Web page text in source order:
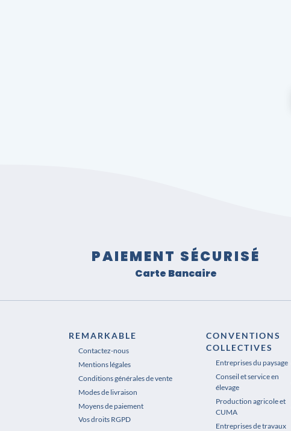
PAIEMENT SÉCURISÉ
Carte Bancaire
REMARKABLE
Contactez-nous
Mentions légales
Conditions générales de vente
Modes de livraison
Moyens de paiement
Vos droits RGPD
CONVENTIONS
COLLECTIVES
Entreprises du paysage
Conseil et service en
élevage
Production agricole et
CUMA
Entreprises de travaux